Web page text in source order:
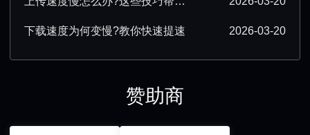
下载速度为何变慢?教你快速提速 2026-03-20
赞助商